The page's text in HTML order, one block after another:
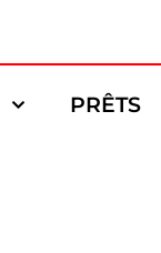
PRÊTS